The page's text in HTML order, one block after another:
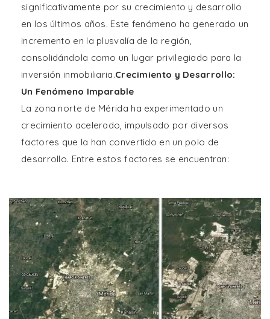
significativamente por su crecimiento y desarrollo
en los últimos años. Este fenómeno ha generado un
incremento en la plusvalía de la región,
consolidándola como un lugar privilegiado para la
inversión inmobiliaria.Crecimiento y Desarrollo:
Un Fenómeno Imparable
La zona norte de Mérida ha experimentado un
crecimiento acelerado, impulsado por diversos
factores que la han convertido en un polo de
desarrollo. Entre estos factores se encuentran: